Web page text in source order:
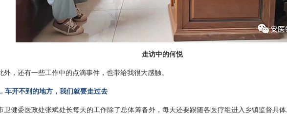
走访中的何悦
还有一些工作中的点滴事件，也带给我很大感触。
开不到的地方，我们就要走过去
委医政处张斌处长每天的工作除了总体筹备外，每天还要跟随各医疗组进入乡镇监督具体